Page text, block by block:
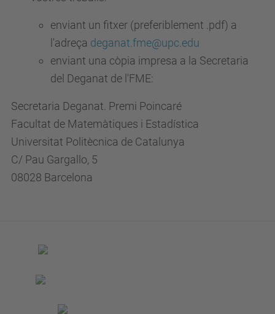
enviant un fitxer (preferiblement .pdf) a
l'adreça deganat.fme@upc.edu
enviant una còpia impresa a la Secretaria
del Deganat de l'FME:
Secretaria Deganat. Premi Poincaré
Facultat de Matemàtiques i Estadística
Universitat Politècnica de Catalunya
C/ Pau Gargallo, 5
08028 Barcelona